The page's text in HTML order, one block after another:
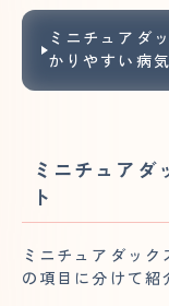
ミニチュアダ
かりやすい病
ミニチュアダ
ト
ミニチュアダッ
の項目に分けて紹